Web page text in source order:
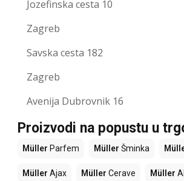
Jozefinska cesta 10
Zagreb
Savska cesta 182
Zagreb
Avenija Dubrovnik 16
Proizvodi na popustu u
Müller Parfem Müller Šminka
Müller Ajax Müller Cerave Müller